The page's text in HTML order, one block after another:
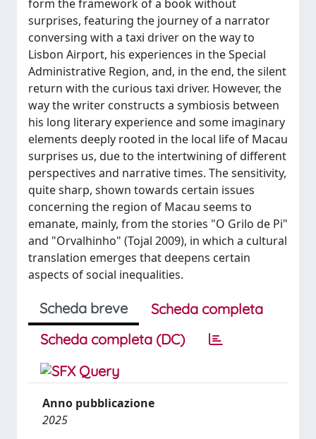
form the framework of a book without
surprises, featuring the journey of a narrator
conversing with a taxi driver on the way to
Lisbon Airport, his experiences in the Special
Administrative Region, and, in the end, the silent
return with the curious taxi driver. However, the
way the writer constructs a symbiosis between
his long literary experience and some imaginary
elements deeply rooted in the local life of Macau
surprises us, due to the intertwining of different
perspectives and narrative times. The sensitivity,
quite sharp, shown towards certain issues
concerning the region of Macau seems to
emanate, mainly, from the stories "O Grilo de Pi"
and "Orvalhinho" (Tojal 2009), in which a cultural
translation emerges that deepens certain
aspects of social inequalities.
Scheda breve
Scheda completa
Scheda completa (DC)
Anno pubblicazione
2025